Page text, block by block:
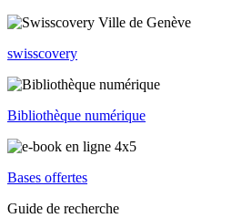
swisscovery
Bibliothèque numérique
Bases offertes
Guide de recherche